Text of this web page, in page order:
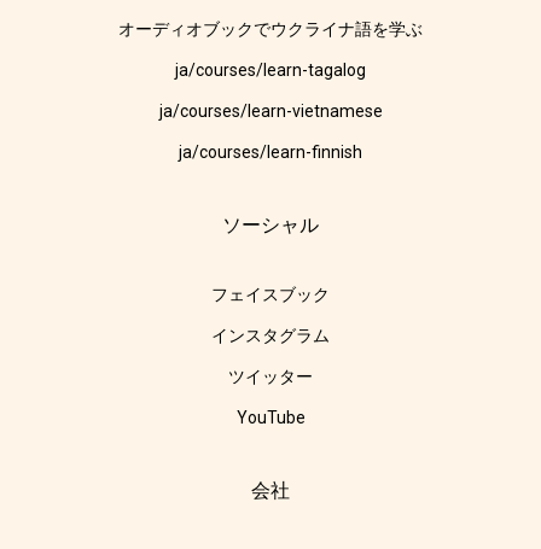
オーディオブックでウクライナ語を学ぶ
ja/courses/learn-tagalog
ja/courses/learn-vietnamese
ja/courses/learn-finnish
ソーシャル
フェイスブック
インスタグラム
ツイッター
YouTube
会社